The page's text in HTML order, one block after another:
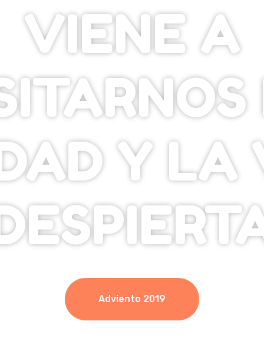
VIENE A
Y LA
Adviento 2019